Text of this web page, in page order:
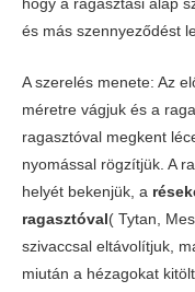
hogy a ragasztási alap
és más szennyeződést
A szerelés menete: Az
méretre vágjuk és a
ragasztóval megkent
nyomással rögzítjük. A
helyét bekenjük, a
ragasztóval ( Tytan,
szivaccsal eltávolítjuk,
miután a hézagokat